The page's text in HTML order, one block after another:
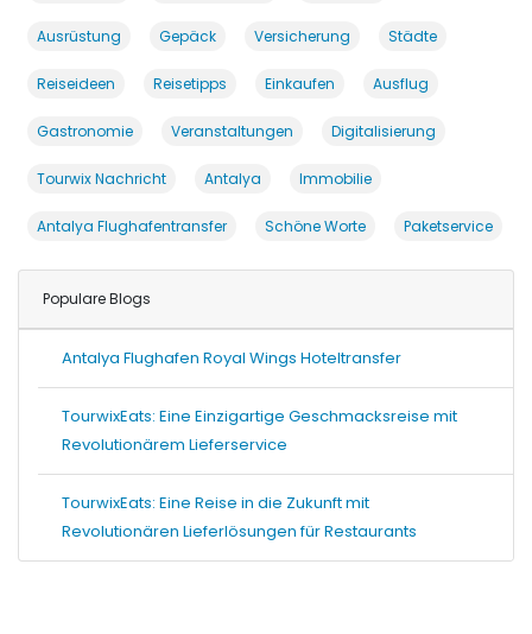
Ausrüstung Gepäck Versicherung Städte
Reiseideen Reisetipps Einkaufen Ausflug
Gastronomie Veranstaltungen Digitalisierung
Tourwix Nachricht Antalya Immobilie
Antalya Flughafentransfer Schöne Worte Paketservice
Populare Blogs
Antalya Flughafen Royal Wings Hoteltransfer
TourwixEats: Eine Einzigartige Geschmacksreise mit
Revolutionärem Lieferservice
TourwixEats: Eine Reise in die Zukunft mit
Revolutionären Lieferlösungen für Restaurants